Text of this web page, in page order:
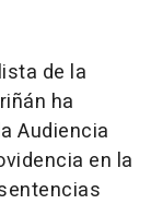
de la
ha
Audiencia
en la